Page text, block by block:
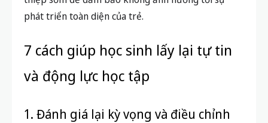
phát triển toàn diện của trẻ.
7 cách giúp học sinh lấy lại tự tin
và động lực học tập
1. Đánh giá lại kỳ vọng và điều chỉnh